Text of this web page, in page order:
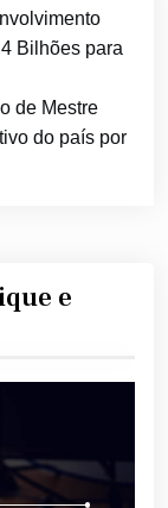
Bilhões para
de Mestre
do país por
e